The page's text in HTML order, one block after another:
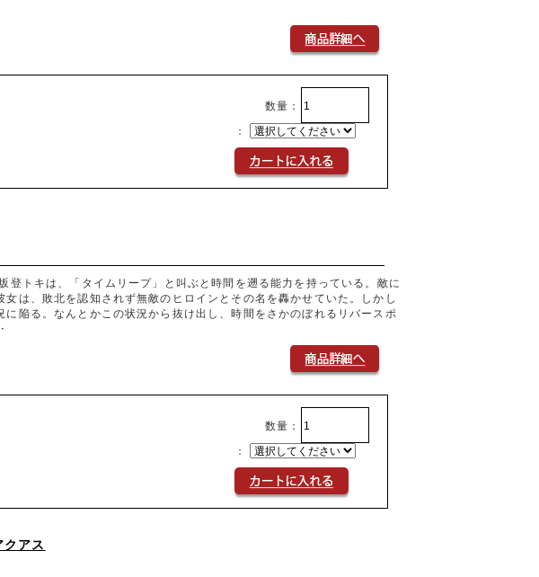
数量：
：
登トキは、「タイムリープ」と叫ぶと時間を遡る能力を持っている。敵に
は、敗北を認知されず無敵のヒロインとその名を轟かせていた。しかし
陥る。なんとかこの状況から抜け出し、時間をさかのぼれるリバースポ
数量：
：
アス